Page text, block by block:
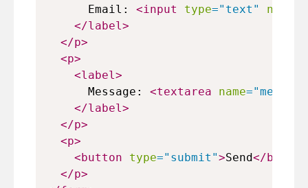
      Email:
<input type=" text " name
</label >
</p>
<p>
<label >
      Message:
<textarea name="message
</label >
</p>
<p>
<button type=" submit ">Send</button
</p>